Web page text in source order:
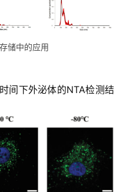
储中的应用
间下外泌体的NTA检测结